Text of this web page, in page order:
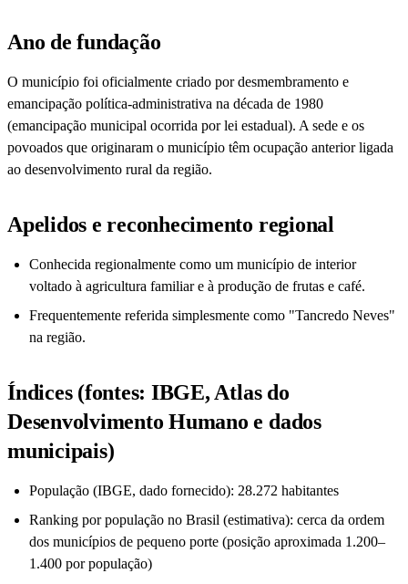
Ano de fundação
O município foi oficialmente criado por desmembramento e
emancipação política-administrativa na década de 1980
(emancipação municipal ocorrida por lei estadual). A sede e os
povoados que originaram o município têm ocupação anterior ligada
ao desenvolvimento rural da região.
Apelidos e reconhecimento regional
Conhecida regionalmente como um município de interior
voltado à agricultura familiar e à produção de frutas e café.
Frequentemente referida simplesmente como "Tancredo Neves"
na região.
Índices (fontes: IBGE, Atlas do
Desenvolvimento Humano e dados
municipais)
População (IBGE, dado fornecido): 28.272 habitantes
Ranking por população no Brasil (estimativa): cerca da ordem
dos municípios de pequeno porte (posição aproximada 1.200–
1.400 por população)